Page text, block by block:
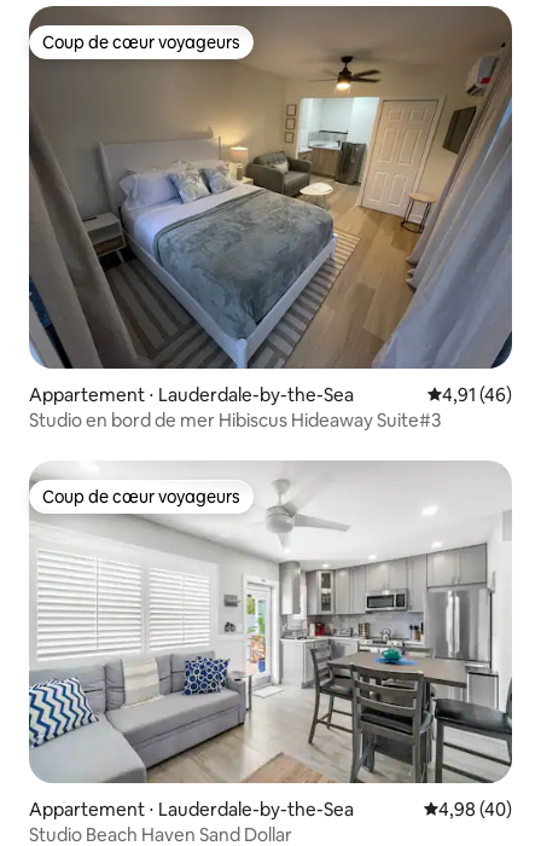
Coup de cœur voyageurs
Coup de cœur voyageurs
Appartement ⋅ Lauderdale-by-the-Sea Évaluation
4,91 (46)
Studio en bord de mer Hibiscus Hideaway Suite#3
Coup de cœur voyageurs
Coup de cœur voyageurs
Appartement ⋅ Lauderdale-by-the-Sea Évaluation
4,98 (40)
Studio Beach Haven Sand Dollar